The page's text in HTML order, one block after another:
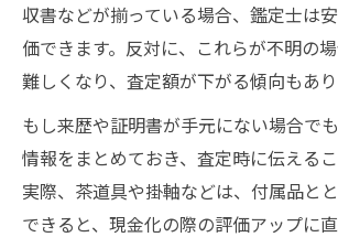
収書などが揃っている場合、鑑定士は
価できます。反対に、これらが不明の
難しくなり、査定額が下がる傾向もあり
もし来歴や証明書が手元にない場合で
情報をまとめておき、査定時に伝えるこ
実際、茶道具や掛軸などは、付属品と
できると、現金化の際の評価アップに直